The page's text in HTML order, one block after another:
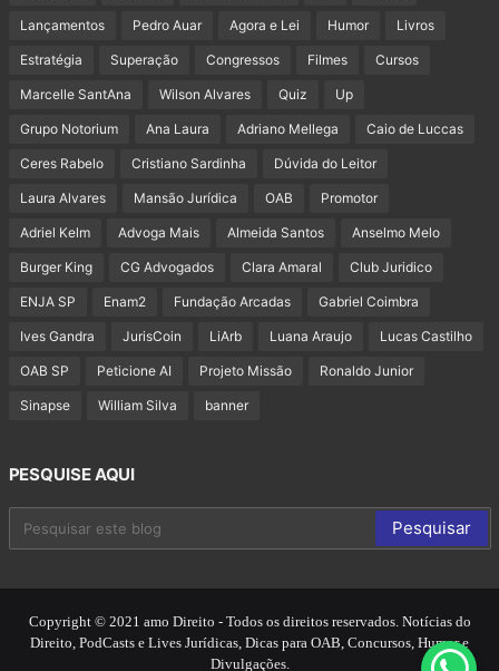
Lançamentos Pedro Auar Agora e Lei Humor Livros
Estratégia Superação Congressos Filmes Cursos
Marcelle SantAna Wilson Alvares Quiz Up
Grupo Notorium Ana Laura Adriano Mellega Caio de Luccas
Ceres Rabelo Cristiano Sardinha Dúvida do Leitor
Laura Alvares Mansão Jurídica OAB Promotor
Adriel Kelm Advoga Mais Almeida Santos Anselmo Melo
Burger King CG Advogados Clara Amaral Club Juridico
ENJA SP Enam2 Fundação Arcadas Gabriel Coimbra
Ives Gandra JurisCoin LiArb Luana Araujo Lucas Castilho
OAB SP Peticione AI Projeto Missão Ronaldo Junior
Sinapse William Silva banner
PESQUISE AQUI
Copyright © 2021 amo Direito - Todos os direitos reservados. Notícias do
Direito, PodCasts e Lives Jurídicas, Dicas para OAB, Concursos, Humor e
Divulgações.